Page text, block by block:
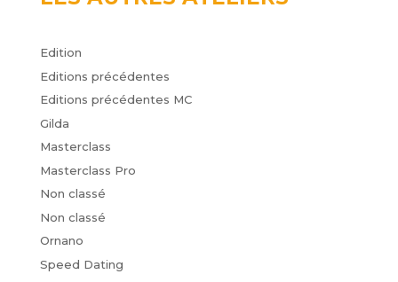
Edition
Editions précédentes
Editions précédentes MC
Gilda
Masterclass
Masterclass Pro
Non classé
Non classé
Ornano
Speed Dating